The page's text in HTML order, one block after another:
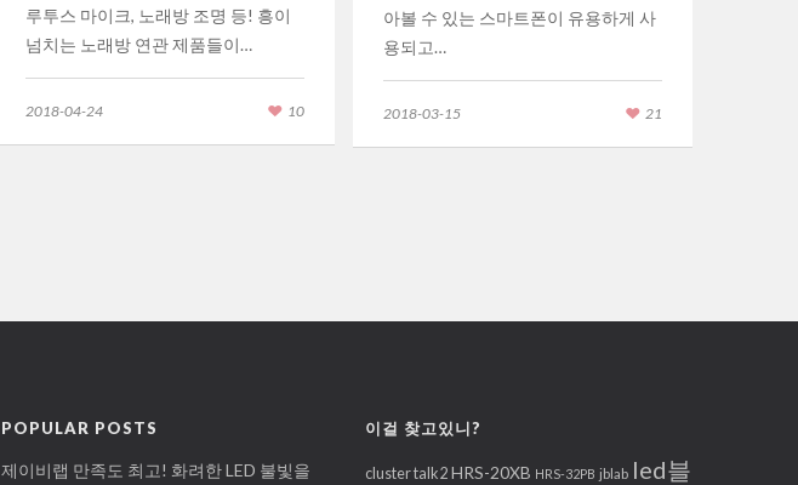
루투스 마이크, 노래방 조명 등! 흥이
넘치는 노래방 연관 제품들이…
2018-04-24 10
아볼 수 있는 스마트폰이 유용하게 사
용되고…
2018-03-15 21
POPULAR POSTS
제이비랩 만족도 최고! 화려한 LED 불빛을
이걸 찾고있니?
cluster talk2 HRS-20XB HRS-32PB jblab led블